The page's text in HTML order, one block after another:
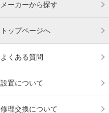
メーカーから探す
トップページへ
よくある質問
設置について
修理交換について